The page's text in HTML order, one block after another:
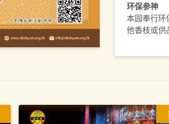
环保参神
本园奉行环
他香枝或供